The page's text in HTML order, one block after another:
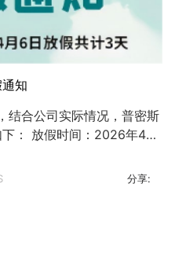
知
结合公司实际情况，普密斯
： 放假时间：2026年4月
）正常上班。...
分享: